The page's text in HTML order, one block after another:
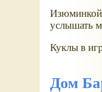
Изюминкой
услышать
Куклы в
Дом